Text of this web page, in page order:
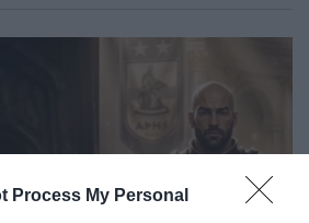
Process My Personal